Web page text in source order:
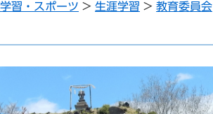
習・スポーツ > 生涯学習 > 教育委員会